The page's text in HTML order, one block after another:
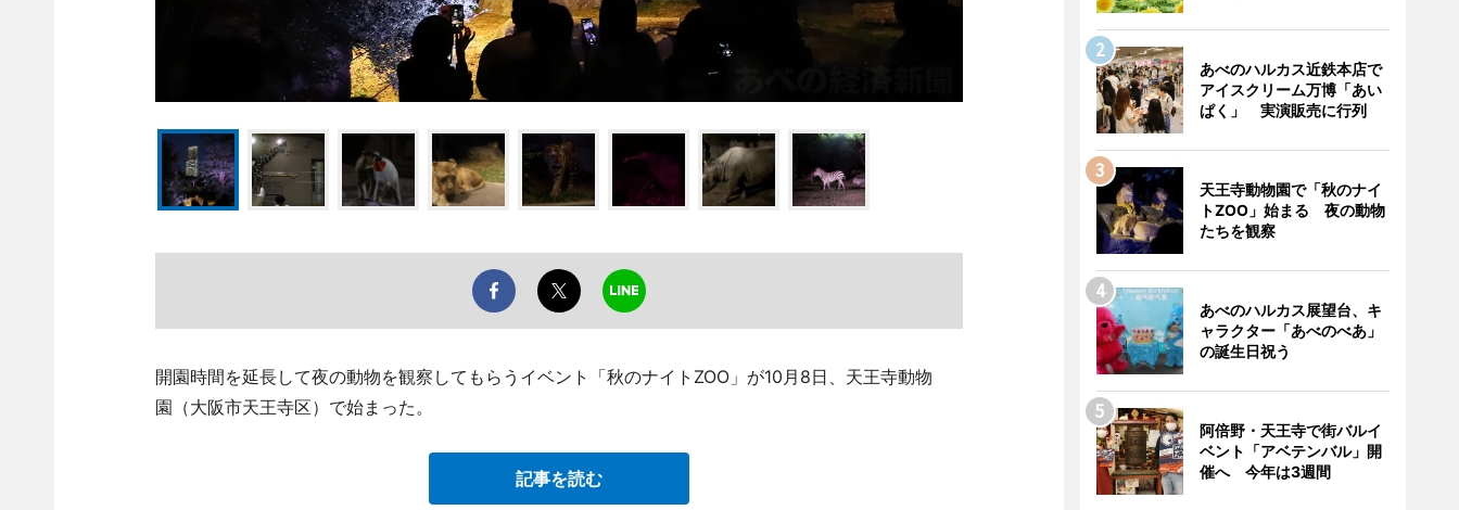
開園時間を延長して夜の動物を観察してもらうイベント「秋のナイトZOO」が10月8日、天王寺動物
園（大阪市天王寺区）で始まった。
記事を読む
あべのハルカス近鉄本店で
アイスクリーム万博「あい
ぱく」 実演販売に行列
天王寺動物園で「秋のナイ
トZOO」始まる 夜の動物
たちを観察
あべのハルカス展望台、キ
ャラクター「あべのべあ」
の誕生日祝う
阿倍野・天王寺で街バルイ
ベント「アベテンバル」開
催へ 今年は3週間